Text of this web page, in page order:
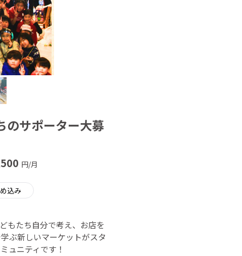
のサポーター大募
円/月
込み
もたち自分で考え、お店を
ぶ新しいマーケットがスタ
ュニティです！